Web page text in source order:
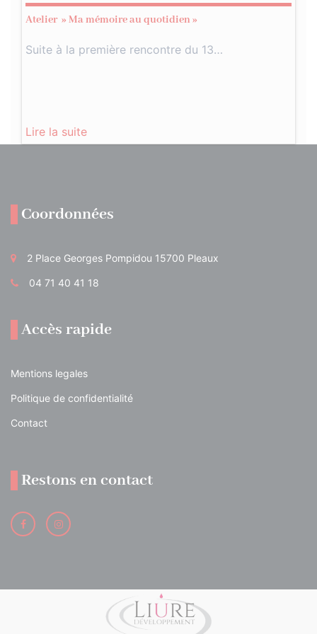
Atelier » Ma mémoire au quotidien »
Suite à la première rencontre du 13…
Lire la suite
Coordonnées
2 Place Georges Pompidou 15700 Pleaux
04 71 40 41 18
Accès rapide
Mentions legales
Politique de confidentialité
Contact
Restons en contact